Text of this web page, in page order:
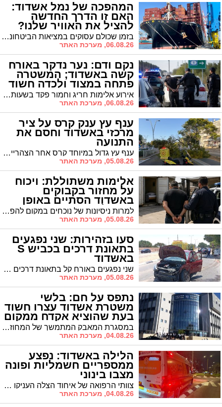
המהפכה של נמל אשדוד:
האם זו הדרך החדשה
להציל את האוויר שלנו?
בזמן שכולם עסוקים במציאות הביטחונית, נמל אשדוד חושף דוח המציג מעבר הדרגתי מחירום להתייצבות, לצד יעדים דרמטיים לשנת 2030 הכוללים חשמול תשתיות ומלחמה בזיהום האוויר
06.08.26, מערכת האתר
נקם ודם: נער נדקר באורח
קשה באשדוד; המשטרה
פתחה במצוד ולכדה חשוד
אירוע אלימות חריג וחמור פקד בשעות אחר הצהריים את אחד הפארקים הציבוריים בעיר; נער צעיר פונה להמשך טיפול רפואי, כוחות גדולים של משטרה פשטו על הזירה ולכדו צעיר החשוד במעשה
06.08.26, מערכת האתר
ענף עץ ענק קרס על ציר
מרכזי באשדוד וחסם את
התנועה
ענף עץ גדול במיוחד קרס אחר הצהריים בשדרות הרצל באשדוד, סמוך לצומת יצחק הנשיא, וחסם לחלוטין את נתיבי הנסיעה בכביש. בנס איש לא נפגע
05.08.26, מערכת האתר
אלימות משתוללת: ויכוח
על מחזור בקבוקים
באשדוד הסתיים באופן
מבהיל למרות ניסיונות של נוכחים במקום להפריד בין השניים, העימות התגלגל לקטטה שבה היכה הנאשם אדם נוסף במקל, בעוד האחרון השיב לו באגרופים. גם לאחר שהורחק מהמקום, שב הנאשם מספר פעמים למקום כשהוא מצויד במקל נוסף עד שהוצא משם סופית
05.08.26, מערכת האתר
סעו בזהירות: שני נפגעים
בתאונת דרכים בכביש S
באשדוד
שני נפגעים באורח קל בתאונת דרכים בשדרות משה סנה; השניים פונו לבית החולים אסותא בעיר
05.08.26, מערכת האתר
נתפס על חם: בלשי
משטרת אשדוד עצרו חשוד
בעת שהוציא אקדח ממקום
מסתור במסגרת המאבק המתמשך של המחוז הדרומי בעבירות הנשק ובסחר באמצעי לחימה בלתי חוקיים, ניהלו בשבועות האחרונים בלשי ימ"ר לכיש וימ"ר דרום פעילות מודיעינית ומבצעית ממוקדת נגד חשוד במעורבות בהחזקה ובסחר באמצעי לחימה באזור הדרום
04.08.26, מערכת האתר
הלילה באשדוד: נפצע
ממספריים חשמליות ופונה
מצבו בינוני
צוותי הרפואה של איחוד הצלה העניקו טיפול רפואי לפועל (בן 48) שנפצע ברחוב רוזובסקי באשדוד
04.08.26, מערכת האתר